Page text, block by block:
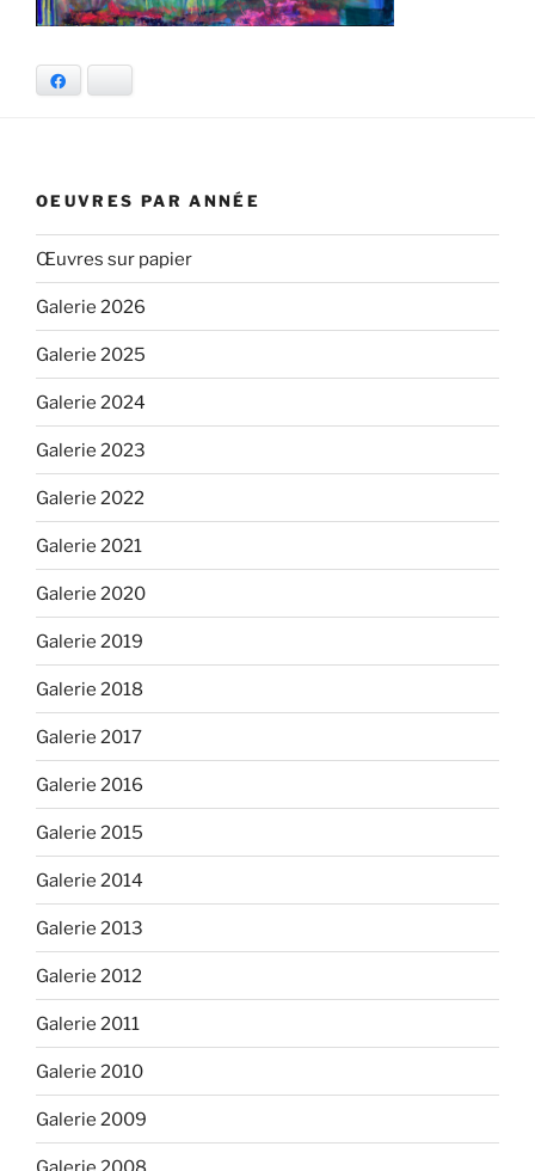
OEUVRES PAR ANNÉE
Œuvres sur papier
Galerie 2026
Galerie 2025
Galerie 2024
Galerie 2023
Galerie 2022
Galerie 2021
Galerie 2020
Galerie 2019
Galerie 2018
Galerie 2017
Galerie 2016
Galerie 2015
Galerie 2014
Galerie 2013
Galerie 2012
Galerie 2011
Galerie 2010
Galerie 2009